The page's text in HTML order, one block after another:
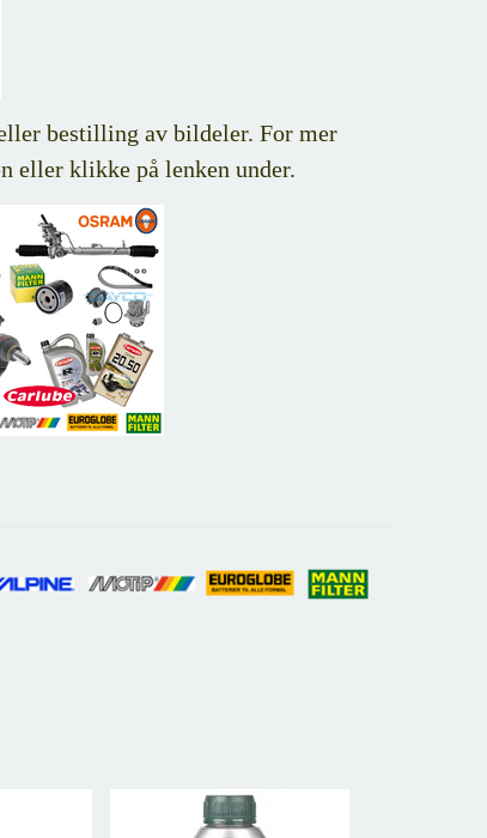
bestilling av bildeler. For mer
eller klikke på lenken under.